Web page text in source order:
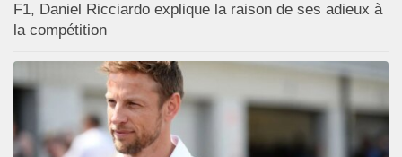
F1, Daniel Ricciardo explique la raison de ses adieux à
la compétition